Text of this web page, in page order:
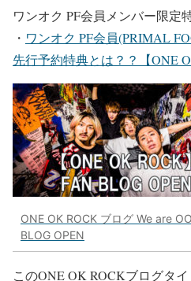
ワンオク PF会員メンバー限定
・ ワンオク PF会員(PRIMAL
先行予約特典とは？？【ONE
ONE OK ROCK ブログ We are
BLOG OPEN
このONE OK ROCKブログタ